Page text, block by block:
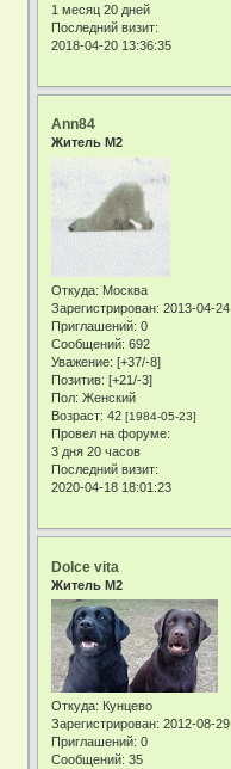
1 месяц 20 дней
Последний визит:
2018-04-20 13:36:35
Ann84
Житель М2
Откуда: Москва
Зарегистрирован: 2013-04-24
Приглашений: 0
Сообщений: 692
Уважение: [+37/-8]
Позитив: [+21/-3]
Пол: Женский
Возраст: 42[1984-05-23]
Провел на форуме:
3 дня 20 часов
Последний визит:
2020-04-18 18:01:23
Dolce vita
Житель М2
Откуда: Кунцево
Зарегистрирован: 2012-08-29
Приглашений: 0
Сообщений: 35